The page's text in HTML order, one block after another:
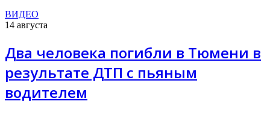
ВИДЕО
14 августа
Два человека погибли в Тюмени в
результате ДТП с пьяным
водителем